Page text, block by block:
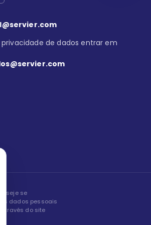
de dados entrar em
se
dados pessoais
através do site